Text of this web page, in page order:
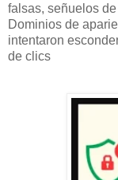
falsas, señuelos
Dominios de
intentaron
de clics